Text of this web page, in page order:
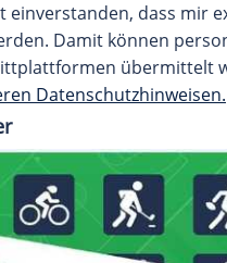
einverstanden, dass mir
Damit können
übermittelt
Datenschutzhinweisen.